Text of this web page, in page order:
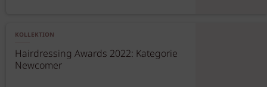
KOLLEKTION
Hairdressing Awards 2022: Kategorie
Newcomer